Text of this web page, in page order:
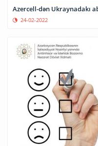
Azercell-dən Ukraynadakı
24-02-2022